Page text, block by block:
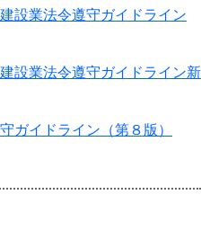
設業法令遵守ガイドライン
設業法令遵守ガイドライン新
ガイドライン（第８版）